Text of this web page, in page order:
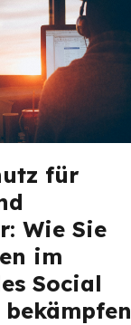
für
Wie Sie
im
Social
bekämpfen